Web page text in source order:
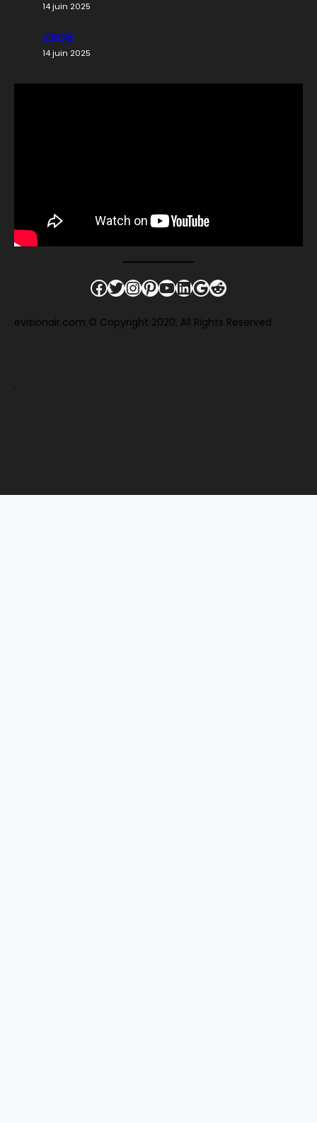
14 juin 2025
Vierge
14 juin 2025
Facebook
Twitter
Instagram
Pinterest
YouTube
LinkedIn
Google
Reddit
evisionair.com © Copyright 2020. All Rights Reserved
.